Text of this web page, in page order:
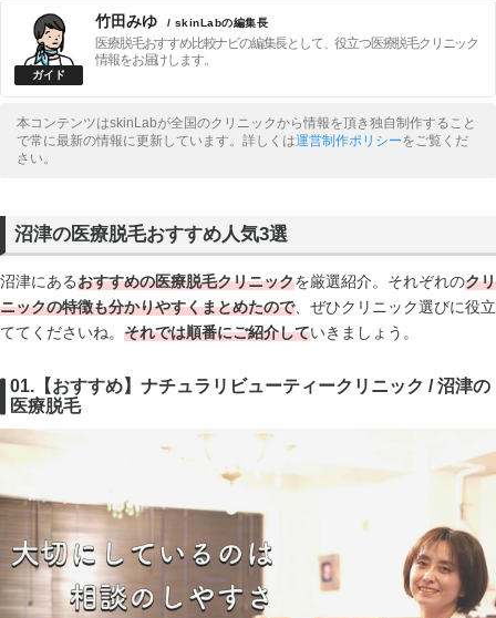
竹田みゆ / skinLabの編集長
医療脱毛おすすめ比較ナビの編集長として、役立つ医療脱毛クリニック
情報をお届けします。
本コンテンツはskinLabが全国のクリニックから情報を頂き独自制作すること
で常に最新の情報に更新しています。詳しくは運営制作ポリシーをご覧くだ
さい。
沼津の医療脱毛おすすめ人気3選
沼津にあるおすすめの医療脱毛クリニックを厳選紹介。それぞれのクリ
ニックの特徴も分かりやすくまとめたので、ぜひクリニック選びに役立
ててくださいね。 それでは順番にご紹介していきましょう。
01.【おすすめ】ナチュラリビューティークリニック / 沼津の
医療脱毛